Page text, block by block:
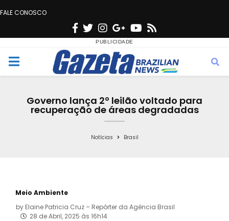
FALE CONOSCO
F
c
e
o
o
T
w
i
t
e
n
s
t
g
r
a
G
o
o
g
e
Y
u
t
b
s
M
Governo lança 2º leilão voltado para
recuperação de áreas degradadas
Notícias Brasil
Meio Ambiente
by Elaine Patricia Cruz – Repórter da Agência Brasil
28 de Abril, 2025 às 16h14